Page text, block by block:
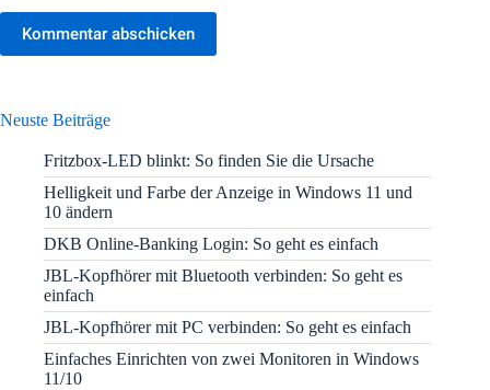
Kommentar abschicken
Neuste Beiträge
Fritzbox-LED blinkt: So finden Sie die Ursache
Helligkeit und Farbe der Anzeige in Windows 11 und
10 ändern
DKB Online-Banking Login: So geht es einfach
JBL-Kopfhörer mit Bluetooth verbinden: So geht es
einfach
JBL-Kopfhörer mit PC verbinden: So geht es einfach
Einfaches Einrichten von zwei Monitoren in Windows
11/10